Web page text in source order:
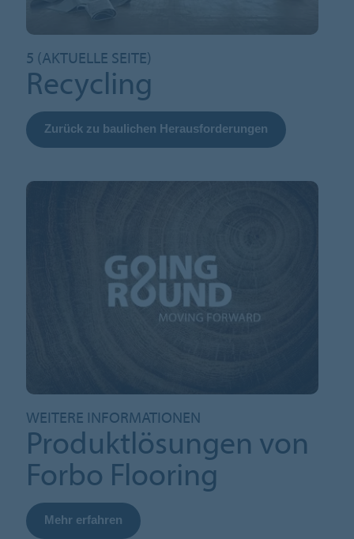
5 (AKTUELLE SEITE)
Recycling
Zurück zu baulichen Herausforderungen
WEITERE INFORMATIONEN
Produktlösungen von
Forbo Flooring
Mehr erfahren